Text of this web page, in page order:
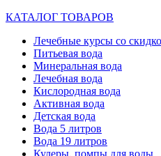
КАТАЛОГ ТОВАРОВ
Лечебные курсы со
Питьевая вода
Минеральная вода
Лечебная вода
Кислородная вода
Активная вода
Детская вода
Вода 5 литров
Вода 19 литров
Кулеры, помпы для воды